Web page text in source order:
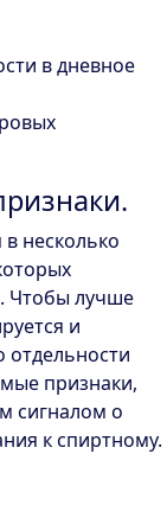
в дневное
несколько
Чтобы лучше
и
отдельности
признаки,
сигналом о
к спиртному.